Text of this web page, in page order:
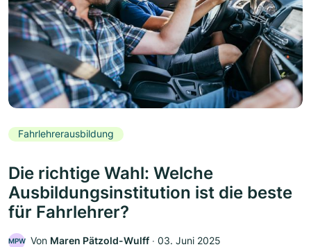
Fahrlehrerausbildung
Die richtige Wahl: Welche
Ausbildungsinstitution ist die beste
für Fahrlehrer?
MPW Von Maren Pätzold-Wulff ‧ 03. Juni 2025